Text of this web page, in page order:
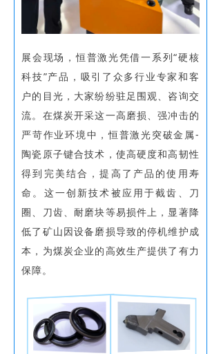
展会现场，恒普激光凭借一系列“硬核
科技”产品，吸引了众多行业专家和客
户的目光，大家纷纷驻足围观、咨询交
流。在煤炭开采这一高磨损、强冲击的
严苛作业环境中，恒普激光突破金属-
陶瓷原子键合技术，使高硬度和高韧性
得到完美结合，提高了产品的使用寿
命。这一创新技术被应用于截齿、刀
圈、刀齿、耐磨块等易损件上，显著降
低了矿山因设备磨损导致的停机维护成
本，为煤炭企业的高效生产提供了有力
保障。